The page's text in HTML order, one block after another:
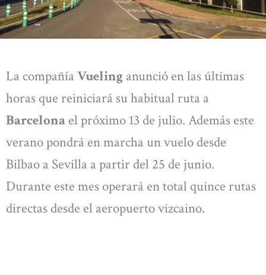
La compañía Vueling anunció en las últimas
horas que reiniciará su habitual ruta a
Barcelona el próximo 13 de julio. Además este
verano pondrá en marcha un vuelo desde
Bilbao a Sevilla a partir del 25 de junio.
Durante este mes operará en total quince rutas
directas desde el aeropuerto vizcaino.